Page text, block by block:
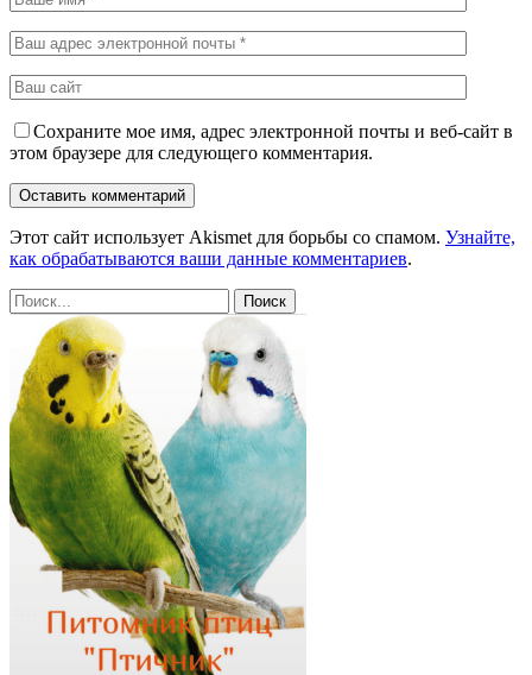
Сохраните мое имя, адрес электронной почты и веб-сайт в
этом браузере для следующего комментария.
Этот сайт использует Akismet для борьбы со спамом. Узнайте,
как обрабатываются ваши данные комментариев.